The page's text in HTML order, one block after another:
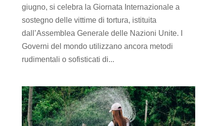
giugno, si celebra la Giornata Internazionale a
sostegno delle vittime di tortura, istituita
dall’Assemblea Generale delle Nazioni Unite. I
Governi del mondo utilizzano ancora metodi
rudimentali o sofisticati di...